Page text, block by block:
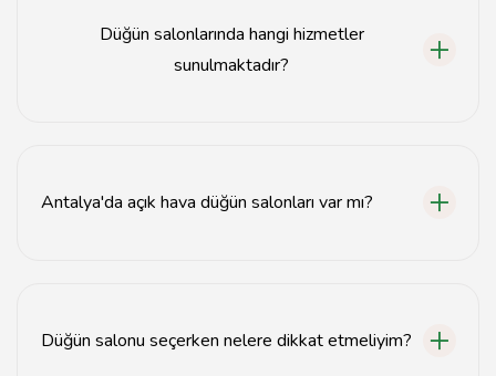
Düğün salonlarında hangi hizmetler
sunulmaktadır?
Antalya'da açık hava düğün salonları var mı?
Düğün salonu seçerken nelere dikkat etmeliyim?